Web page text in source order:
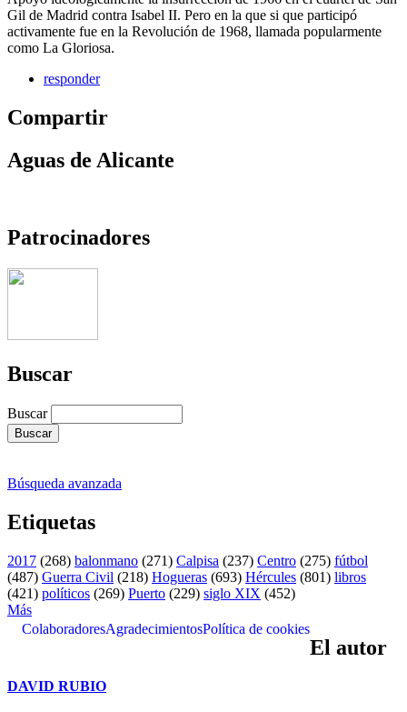
Gil de Madrid contra Isabel II. Pero en la que si que participó
activamente fue en la Revolución de 1968, llamada popularmente
como La Gloriosa.
responder
Compartir
Aguas de Alicante
Patrocinadores
Buscar
Buscar
Búsqueda avanzada
Etiquetas
2017 (268) balonmano (271) Calpisa (237) Centro (275) fútbol
(487) Guerra Civil (218) Hogueras (693) Hércules (801) libros
(421) políticos (269) Puerto (229) siglo XIX (452)
Más
ColaboradoresAgradecimientosPolítica de cookies
El autor
DAVID RUBIO